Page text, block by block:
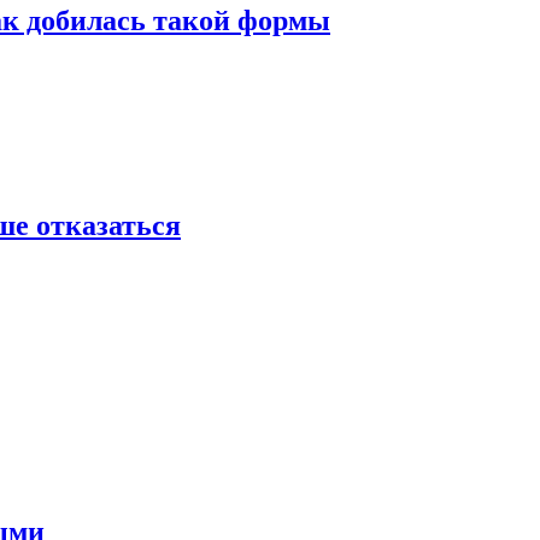
добилась такой формы
отказаться